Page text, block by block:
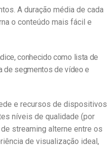
A duração média de cada
o conteúdo mais fácil e
conhecido como lista de
de segmentos de vídeo e
e recursos de dispositivos
níveis de qualidade (por
streaming alterne entre os
de visualização ideal,